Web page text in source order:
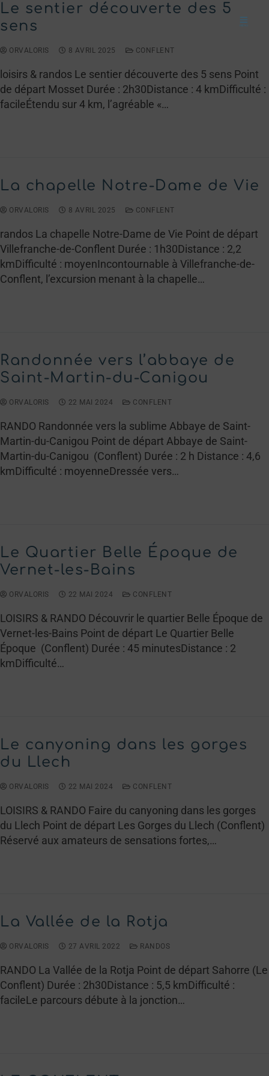
Le sentier découverte des 5
sens
ORVALORIS 8 AVRIL 2025 CONFLENT
loisirs & randos Le sentier découverte des 5 sens Point
de départ Mosset Durée : 2h30Distance : 4 kmDifficulté :
facileÉtendu sur 4 km, l’agréable «…
La chapelle Notre-Dame de Vie
ORVALORIS 8 AVRIL 2025 CONFLENT
randos La chapelle Notre-Dame de Vie Point de départ
Villefranche-de-Conflent Durée : 1h30Distance : 2,2
kmDifficulté : moyenIncontournable à Villefranche-de-
Conflent, l’excursion menant à la chapelle…
Randonnée vers l’abbaye de
Saint-Martin-du-Canigou
ORVALORIS 22 MAI 2024 CONFLENT
RANDO Randonnée vers la sublime Abbaye de Saint-
Martin-du-Canigou Point de départ Abbaye de Saint-
Martin-du-Canigou (Conflent) Durée : 2 h Distance : 4,6
kmDifficulté : moyenneDressée vers…
Le Quartier Belle Époque de
Vernet-les-Bains
ORVALORIS 22 MAI 2024 CONFLENT
LOISIRS & RANDO Découvrir le quartier Belle Époque de
Vernet-les-Bains Point de départ Le Quartier Belle
Époque (Conflent) Durée : 45 minutesDistance : 2
kmDifficulté…
Le canyoning dans les gorges
du Llech
ORVALORIS 22 MAI 2024 CONFLENT
LOISIRS & RANDO Faire du canyoning dans les gorges
du Llech Point de départ Les Gorges du Llech (Conflent)
Réservé aux amateurs de sensations fortes,…
La Vallée de la Rotja
ORVALORIS 27 AVRIL 2022 RANDOS
RANDO La Vallée de la Rotja Point de départ Sahorre (Le
Conflent) Durée : 2h30Distance : 5,5 kmDifficulté :
facileLe parcours débute à la jonction…